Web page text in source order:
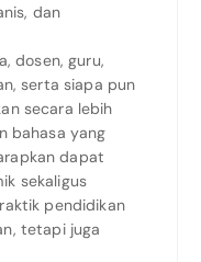
dan
dosen, guru,
serta siapa pun
secara lebih
bahasa yang
dapat
sekaligus
pendidikan
tetapi juga